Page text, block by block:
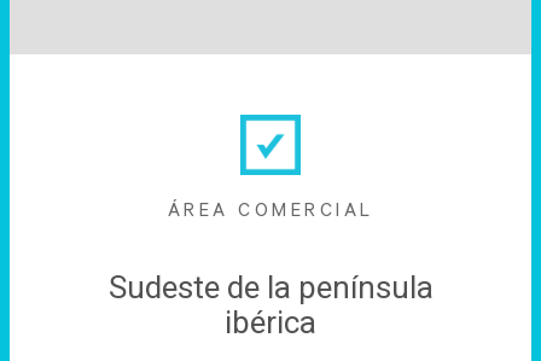
ÁREA COMERCIAL
Sudeste de la península
ibérica